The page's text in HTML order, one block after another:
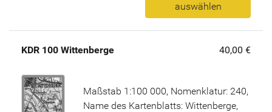
auswählen
KDR 100 Wittenberge 40,00 €
Maßstab 1:100 000, Nomenklatur: 240,
Name des Kartenblatts: Wittenberge,